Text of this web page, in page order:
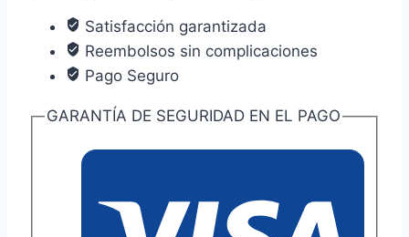
cantidad
Satisfacción garantizada
Reembolsos sin complicaciones
Pago Seguro
GARANTÍA DE SEGURIDAD EN EL PAGO